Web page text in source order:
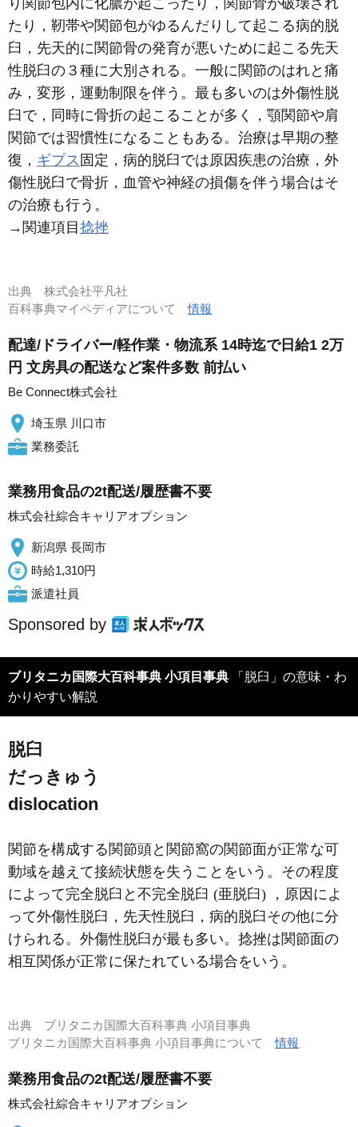
たり，靭帯や関節包がゆるんだりして起こる病的脱
臼，先天的に関節骨の発育が悪いために起こる先天
性脱臼の３種に大別される。一般に関節のはれと痛
み，変形，運動制限を伴う。最も多いのは外傷性脱
臼で，同時に骨折の起こることが多く，顎関節や肩
関節では習慣性になることもある。治療は早期の整
復， ギプス 固定，病的脱臼では原因疾患の治療，外
傷性脱臼で骨折，血管や神経の損傷を伴う場合はそ
の治療も行う。
→関連項目捻挫
出典 株式会社平凡社
百科事典マイペディアについて情報
配達/ドライバー/軽作業・物流系 14時迄で日給1 2万
円 文房具の配送など案件多数 前払い
Be Connect株式会社
埼玉県 川口市
業務委託
業務用食品の2t配送/履歴書不要
株式会社綜合キャリアオプション
新潟県 長岡市
時給1,310円
派遣社員
Sponsored by
ブリタニカ国際大百科事典 小項目事典 「脱臼」の意味・わ
かりやすい解説
脱臼
だっきゅう
dislocation
関節を構成する関節頭と関節窩の関節面が正常な可
動域を越えて接続状態を失うことをいう。その程度
によって完全脱臼と不完全脱臼 (亜脱臼) ，原因によ
って外傷性脱臼，先天性脱臼，病的脱臼その他に分
けられる。外傷性脱臼が最も多い。捻挫は関節面の
相互関係が正常に保たれている場合をいう。
出典 ブリタニカ国際大百科事典 小項目事典
ブリタニカ国際大百科事典 小項目事典について情報
業務用食品の2t配送/履歴書不要
株式会社綜合キャリアオプション